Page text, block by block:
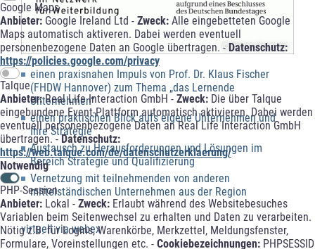
Google Maps
Anbieter: Google Ireland Ltd - Zweck: Alle eingebetteten Google
Maps automatisch aktiveren. Dabei werden eventuell
personenbezogene Daten an Google übertragen. - Datenschutz:
https://policies.google.com/privacy
Talque
Anbieter:Real Life Interaction GmbH - Zweck: Die über Talque
eingebundene Event-Plattform automatisch aktivieren. Dabei werden
eventuell personenbezogene Daten an Real Life Interaction GmbH
übertragen. -Datenschutz:
https://web.talque.com/de/datenschutzerklaerung/
Notwendig
PHP-Session
Anbieter: Lokal - Zweck: Erlaubt während des Websitebesuches
Variablen beim Seitenwechsel zu erhalten und Daten zu verarbeiten.
Nötig z.B. für Logins, Warenkörbe, Merkzettel, Meldungsfenster,
Formulare, Voreinstellungen etc. - Cookiebezeichnungen: PHPSESSID
© Region Hannover
einen praxisnahen Impuls von Prof. Dr. Klaus Fischer
(FHDW Hannover) zum Thema „das Lernende
Unternehmen“
einen praktischen Blick aufs eigene Unternehmen und
Ihre Strategie
Austausch zu Herausforderungen und Lösungen im
Bereich Strategie und Qualifizierung
Vernetzung mit teilnehmenden von anderen
mittelständischen Unternehmen aus der Region
virtuell via webex